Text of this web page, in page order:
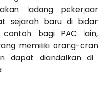
ladang
sejarah baru di
contoh bagi PAC
memiliki orang-
dapat diandalkan di